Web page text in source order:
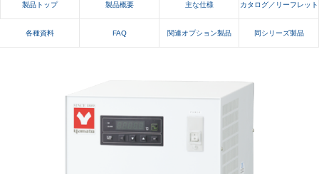
製品トップ 製品概要 主な仕様 カタログ／リーフレット
各種資料 FAQ 関連オプション製品 同シリーズ製品